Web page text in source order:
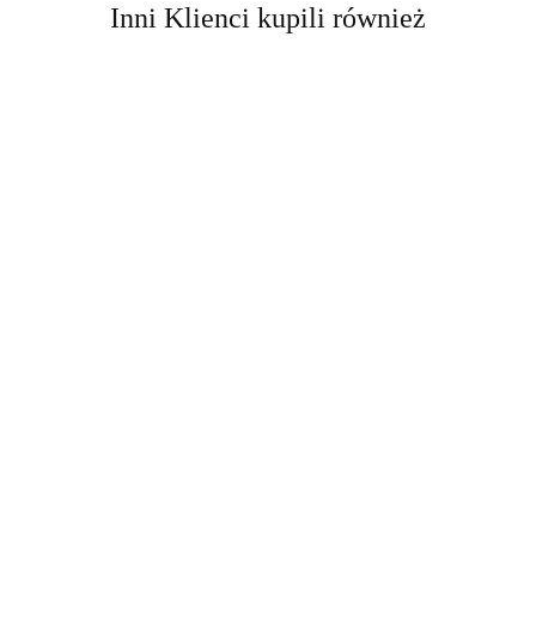
Inni Klienci kupili również